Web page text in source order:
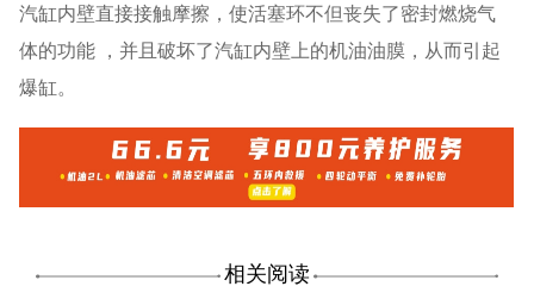
汽缸内壁直接接触摩擦，使活塞环不但丧失了密封燃烧气
体的功能 ，并且破坏了汽缸内壁上的机油油膜，从而引起
爆缸。
相关阅读